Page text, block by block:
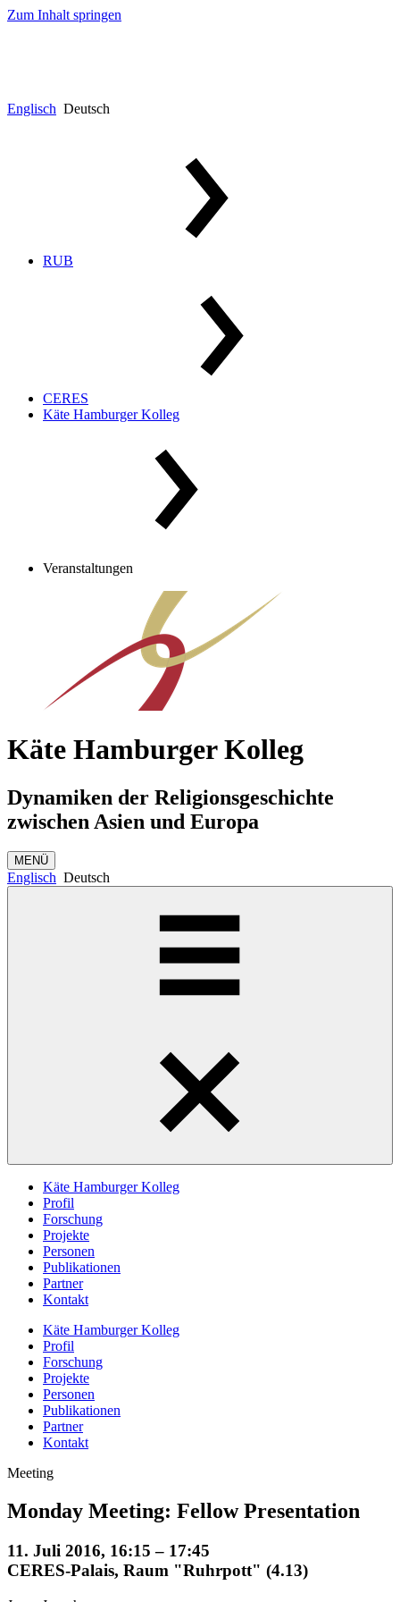
Zum Inhalt springen
Englisch Deutsch
RUB
CERES
Käte Hamburger Kolleg
Veranstaltungen
Käte Hamburger Kolleg
Dynamiken der Religionsgeschichte
zwischen Asien und Europa
MENÜ
Englisch Deutsch
Käte Hamburger Kolleg
Profil
Forschung
Projekte
Personen
Publikationen
Partner
Kontakt
Käte Hamburger Kolleg
Profil
Forschung
Projekte
Personen
Publikationen
Partner
Kontakt
Meeting
Monday Meeting: Fellow Presentation
11. Juli 2016, 16:15 – 17:45
CERES-Palais, Raum "Ruhrpott" (4.13)